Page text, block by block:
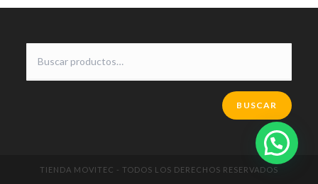
BUSCAR
TIENDA MOVITEC - TODOS LOS DERECHOS RESERVADOS